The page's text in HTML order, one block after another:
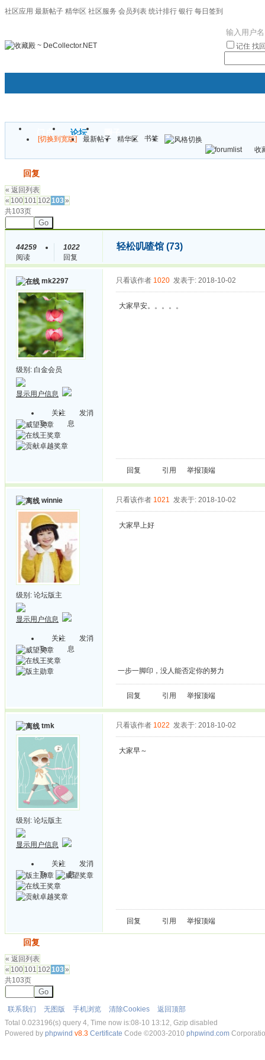
社区应用 最新帖子 精华区 社区服务 会员列表 统计排行 银行 每日签到
记住 找
门户 论坛
[切换到宽版] 最新帖子 精华区
书签
收
回复
« 返回列表
« 100 101 102 103»
共103页
Go
44259
阅读
1022
回复
轻松叽喳馆 (73)
mk2297
级别: 白金会员
显示用户信息
关注
Ta
发消
息
只看该作者 1020 发表于: 2018-10-02
大家早安。。。。。
回复 引用 举报顶端
winnie
级别: 论坛版主
显示用户信息
关注
Ta
发消
息
只看该作者 1021 发表于: 2018-10-02
大家早上好
一步一脚印，没人能否定你的努力
回复 引用 举报顶端
tmk
级别: 论坛版主
显示用户信息
关注
Ta
发消
息
只看该作者 1022 发表于: 2018-10-02
大家早～
回复 引用 举报顶端
回复
« 返回列表
« 100 101 102 103»
共103页
Go
联系我们 无图版 手机浏览 清除Cookies
返回顶部
Total 0.023196(s) query 4, Time now is:08-10 13:12, Gzip disabled
Powered by phpwind v8.3 Certificate Code ©2003-2010 phpwind.com